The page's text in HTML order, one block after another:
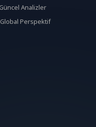
Güncel Analizler
Global Perspektif